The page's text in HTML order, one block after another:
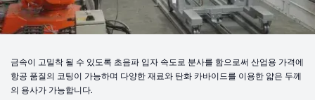
금속이 고밀착 될 수 있도록 초음파 입자 속도로 분사를 함으로써 산업용 가격에
항공 품질의 코팅이 가능하며 다양한 재료와 탄화 카바이드를 이용한 얇은 두께
의 용사가 가능합니다.